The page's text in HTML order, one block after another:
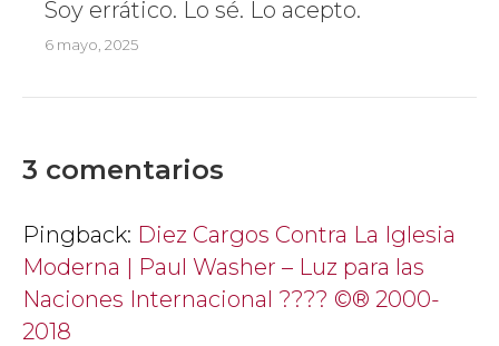
Soy errático. Lo sé. Lo acepto.
6 mayo, 2025
3 comentarios
Pingback: Diez Cargos Contra La Iglesia
Moderna | Paul Washer – Luz para las
Naciones Internacional ???? ©® 2000-
2018